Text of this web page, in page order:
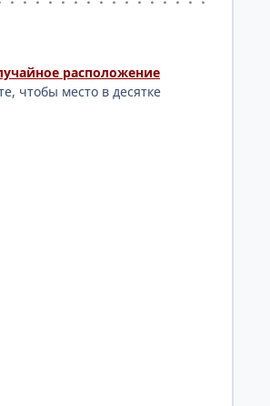
расположение
чтобы место в десятке